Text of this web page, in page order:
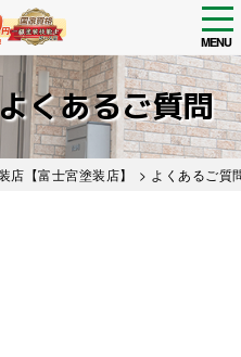
MENU
くあるご質問
【富士宮塗装店】 > よくあるご質